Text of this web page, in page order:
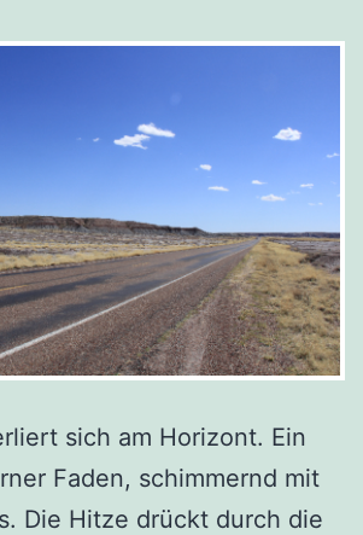
sich am Horizont. Ein
Faden, schimmernd mit
Die Hitze drückt durch die